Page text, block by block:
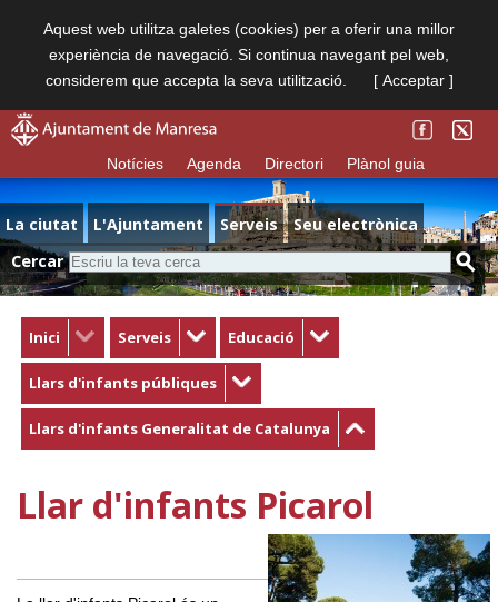
Aquest web utilitza galetes (cookies) per a oferir una millor
experiència de navegació. Si continua navegant pel web,
considerem que accepta la seva utilització.
[ Acceptar ]
Notícies Agenda Directori Plànol guia
La ciutat L'Ajuntament Serveis
Seu electrònica
Cercar
Inici Serveis Educació
Llars d'infants públiques
Llars d'infants Generalitat de Catalunya
Llar d'infants Picarol